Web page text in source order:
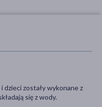
dzieci zostały wykonane z
się z wody.